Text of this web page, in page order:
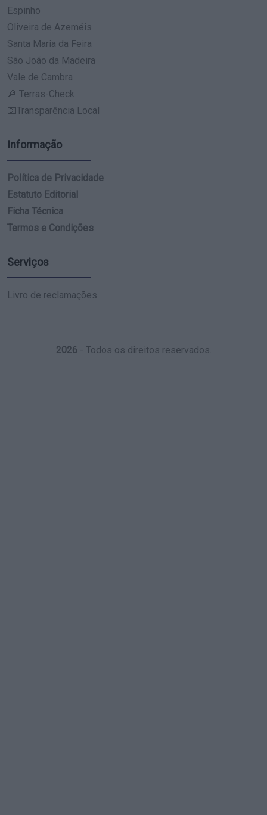
Espinho
Oliveira de Azeméis
Santa Maria da Feira
São João da Madeira
Vale de Cambra
🔎 Terras-Check
💶Transparência Local
Informação
Política de Privacidade
Estatuto Editorial
Ficha Técnica
Termos e Condições
Serviços
Livro de reclamações
2026- Todos os direitos reservados.